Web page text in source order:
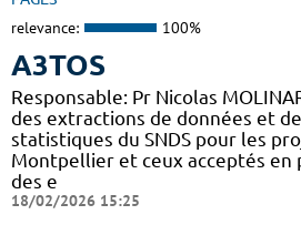
relevance: 100%
A3TOS
Responsable: Pr Nicolas
des extractions de données et
statistiques du SNDS pour les
Montpellier et ceux acceptés en
des e
18/02/2026 15:25